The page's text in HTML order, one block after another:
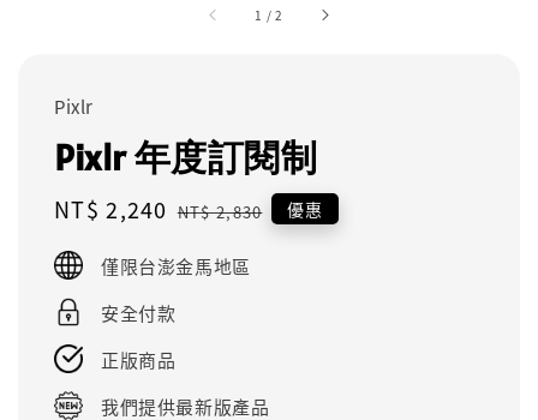
1 /2
Pixlr
Pixlr 年度訂閱制
Sale
NT$ 2,240 Regular
NT$ 2,830 優惠
僅限台澎金馬地區
安全付款
正版商品
我們提供最新版產品